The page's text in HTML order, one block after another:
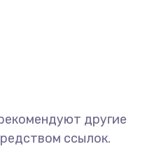
другие
ссылок.